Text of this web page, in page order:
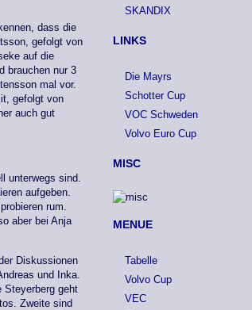
dass die
gefolgt von
auf die
brauchen nur 3
mal vor.
gefolgt von
auch gut
unterwegs sind.
aufgeben.
rum.
aber bei Anja
Diskussionen
und Inka.
Steyerberg geht
Zweite sind
SKANDIX
LINKS
Die Mayrs
Schotter Cup
VOC Schweden
Volvo Euro Cup
MISC
MENUE
Tabelle
Volvo Cup
VEC